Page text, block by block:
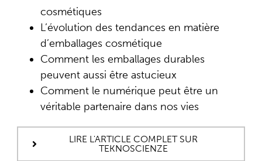
cosmétiques
L’évolution des tendances en matière
d’emballages cosmétique
Comment les emballages durables
peuvent aussi être astucieux
Comment le numérique peut être un
véritable partenaire dans nos vies
LIRE L'ARTICLE COMPLET SUR
TEKNOSCIENZE